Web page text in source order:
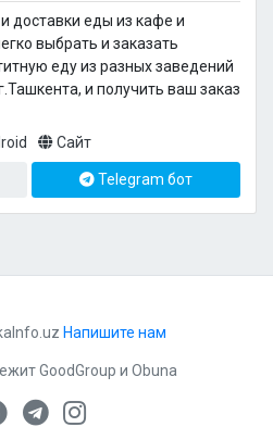
доставки еды из кафе и
выбрать и заказать
еду из разных заведений
и получить ваш заказ
Сайт
Telegram бот
Напишите нам
GoodGroup и Obuna